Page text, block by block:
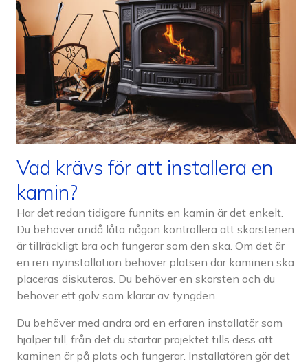
Vad krävs för att installera en
kamin?
Har det redan tidigare funnits en kamin är det enkelt.
Du behöver ändå låta någon kontrollera att skorstenen
är tillräckligt bra och fungerar som den ska. Om det är
en ren nyinstallation behöver platsen där kaminen ska
placeras diskuteras. Du behöver en skorsten och du
behöver ett golv som klarar av tyngden.
Du behöver med andra ord en erfaren installatör som
hjälper till, från det du startar projektet tills dess att
kaminen är på plats och fungerar. Installatören gör det